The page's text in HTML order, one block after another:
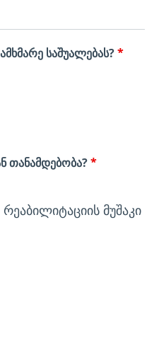
საშუალებას?*
თანამდებობა?*
მუშაკი